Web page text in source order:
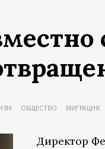
ОБЩЕСТВО МИГРАЦИЯ
Директор